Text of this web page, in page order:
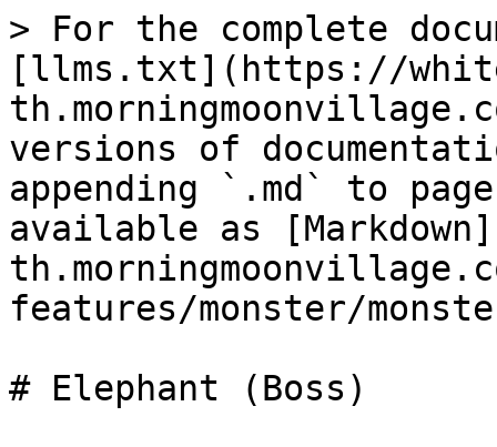
> For the complete
[llms.txt](https://
versions of
appending `.md` to
available as
features/monster/
# Elephant (Boss)